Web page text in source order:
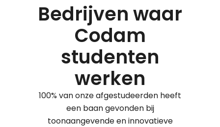
Bedrijven waar
Codam
studenten
werken
100% van onze afgestudeerden heeft
een baan gevonden bij
toonaangevende en innovatieve